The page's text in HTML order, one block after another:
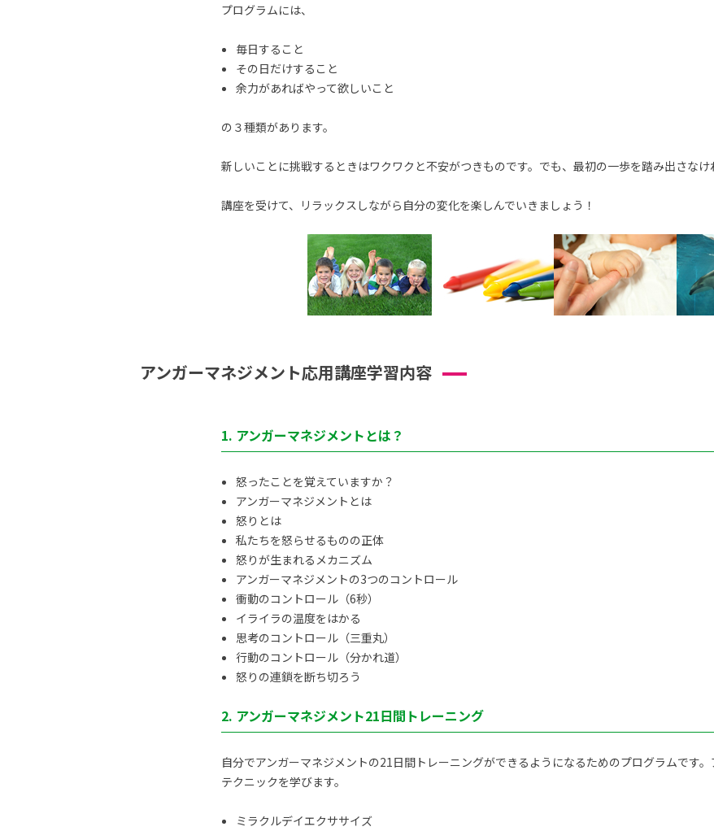
プログラムには、
毎日すること
その日だけすること
余力があればやって欲しいこと
の３種類があります。
新しいことに挑戦するときはワクワクと不安がつきものです。でも、最初の一歩を踏み出さなけ
講座を受けて、リラックスしながら自分の変化を楽しんでいきましょう！
アンガーマネジメント応用講座学習内容
1. アンガーマネジメントとは？
怒ったことを覚えていますか？
アンガーマネジメントとは
怒りとは
私たちを怒らせるものの正体
怒りが生まれるメカニズム
アンガーマネジメントの3つのコントロール
衝動のコントロール（6秒）
イライラの温度をはかる
思考のコントロール（三重丸）
行動のコントロール（分かれ道）
怒りの連鎖を断ち切ろう
2. アンガーマネジメント21日間トレーニング
自分でアンガーマネジメントの21日間トレーニングができるようになるためのプログラムです
テクニックを学びます。
ミラクルデイエクササイズ